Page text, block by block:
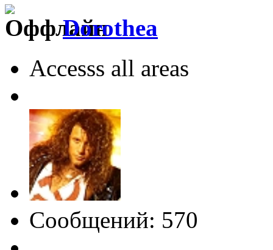
Dorothea
Accesss all areas
Сообщений: 570